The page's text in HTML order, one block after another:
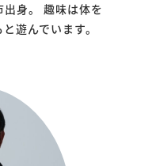
身。 趣味は体を
遊んでいます。